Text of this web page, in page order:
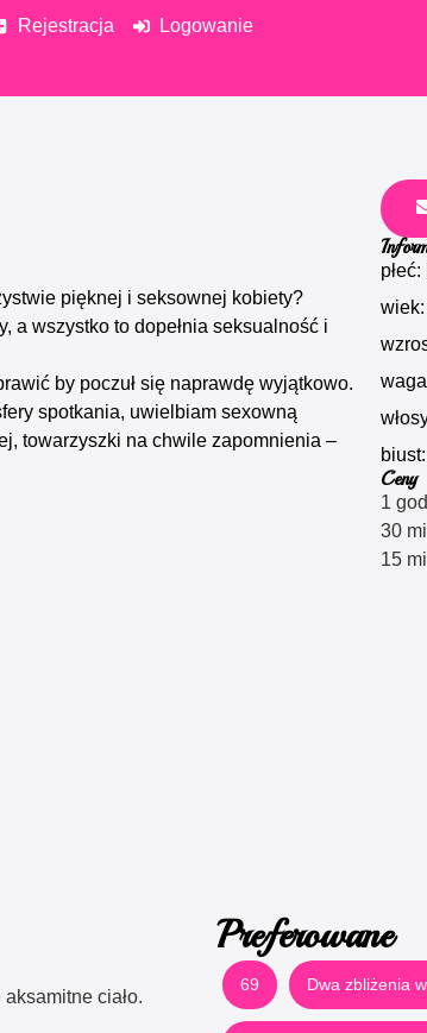
Rejestracja Logowanie
pięknej i seksownej kobiety?
a wszystko to dopełnia seksualność i
by poczuł się naprawdę wyjątkowo.
spotkania, uwielbiam sexowną
towarzyszki na chwile zapomnienia –
Ceny
1
30
15
ciało.
Preferowane
69 Dwa zbliżenia